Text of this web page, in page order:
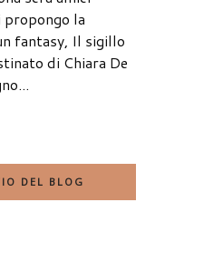
la
fantasy, Il sigillo
di Chiara De
DEL BLOG